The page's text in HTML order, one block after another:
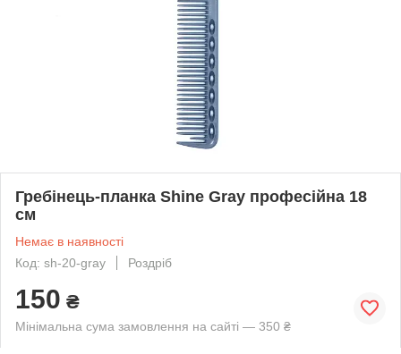
Гребінець-планка Shine Gray професійна 18
см
Немає в наявності
Код: sh-20-gray
Роздріб
150 ₴
Мінімальна сума замовлення на сайті — 350 ₴